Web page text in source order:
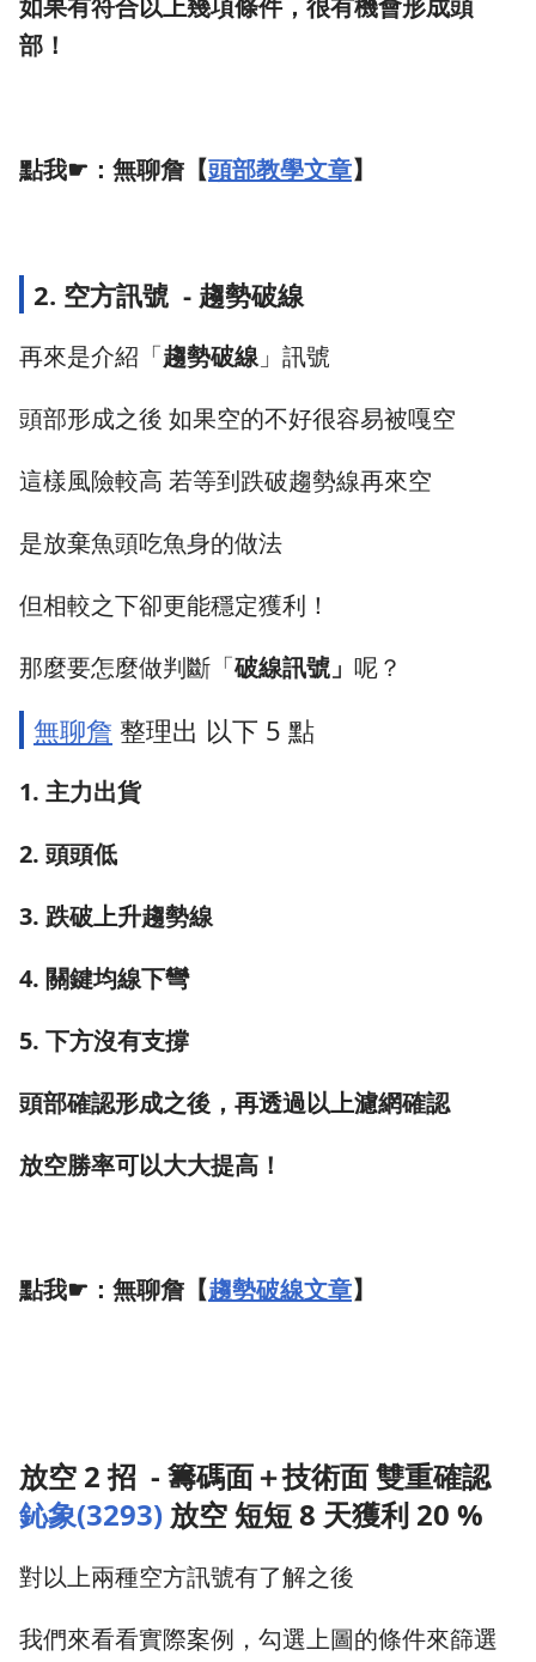
如果有符合以上幾項條件，很有機會形成頭
部！
點我☛：無聊詹 【頭部教學文章】
2. 空方訊號 - 趨勢破線
再來是介紹「趨勢破線」訊號
頭部形成之後 如果空的不好很容易被嘎空
這樣風險較高 若等到跌破趨勢線再來空
是放棄魚頭吃魚身的做法
但相較之下卻更能穩定獲利！
那麼要怎麼做判斷「破線訊號」 呢？
無聊詹 整理出 以下 5 點
1. 主力出貨
2. 頭頭低
3. 跌破上升趨勢線
4. 關鍵均線下彎
5. 下方沒有支撐
頭部確認形成之後，再透過以上濾網確認
放空勝率可以大大提高！
點我☛：無聊詹 【趨勢破線文章】
放空 2 招 - 籌碼面＋技術面 雙重確認
鈊象(3293) 放空 短短 8 天獲利 20 %
對以上兩種空方訊號有了解之後
我們來看看實際案例，勾選上圖的條件來篩選